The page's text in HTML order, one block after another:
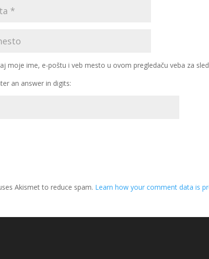
moje ime, e-poštu i veb mesto u ovom pregledaču veba za
an answer in digits:
Akismet to reduce spam. Learn how your comment data is